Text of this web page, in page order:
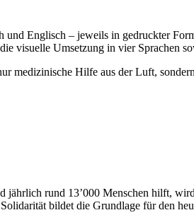
und Englisch – jeweils in gedruckter
visuelle Umsetzung in vier Sprachen
medizinische Hilfe aus der Luft,
jährlich rund 13’000 Menschen hilft,
bildet die Grundlage für den